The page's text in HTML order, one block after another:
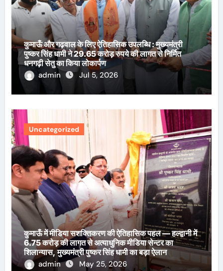
कुमाऊँ और गढ़वाल के लिए ऐतिहासिक उपलब्धि : मुख्यमंत्री
पुष्कर सिंह धामी ने 29.65 करोड़ रुपये की लागत से निर्मित
धनगढ़ी सेतु का किया लोकार्पण
admin
Jul 5, 2026
Uncategorized
कुमाऊँ में मीडिया सशक्तिकरण की ऐतिहासिक पहल — हल्द्वानी में
6.75 करोड़ की लागत से अत्याधुनिक मीडिया सेन्टर का
शिलान्यास, मुख्यमंत्री पुष्कर सिंह धामी का बड़ा ऐलान
admin
May 25, 2026